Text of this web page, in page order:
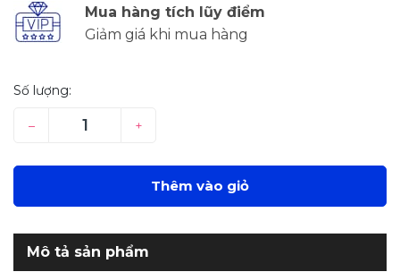
Mua hàng tích lũy điểm
Giảm giá khi mua hàng
Số lượng:
– +
Thêm vào giỏ
Mô tả sản phẩm